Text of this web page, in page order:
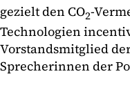
gezielt den CO2-
Technologien
Vorstandsmitglied
Sprecherinnen der